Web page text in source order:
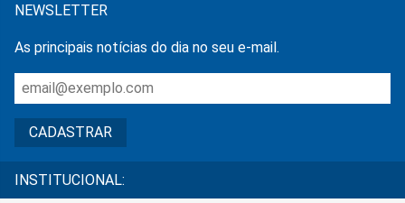
NEWSLETTER
As principais notícias do dia no seu e-mail.
INSTITUCIONAL: